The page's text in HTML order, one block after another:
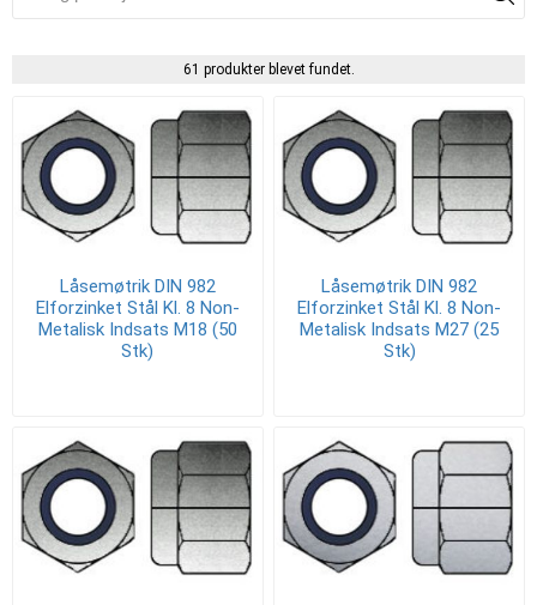
61 produkter blevet fundet.
Låsemøtrik DIN 982
Elforzinket Stål Kl. 8 Non-
Metalisk Indsats M18 (50
Stk)
Låsemøtrik DIN 982
Elforzinket Stål Kl. 8 Non-
Metalisk Indsats M27 (25
Stk)